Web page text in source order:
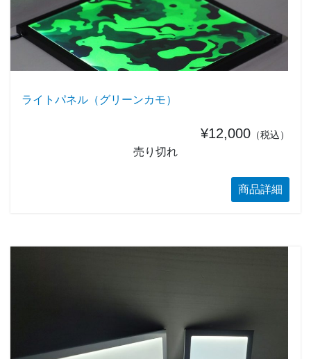
ライトパネル（グリーンカモ）
¥12,000 （税込）
売り切れ
商品詳細